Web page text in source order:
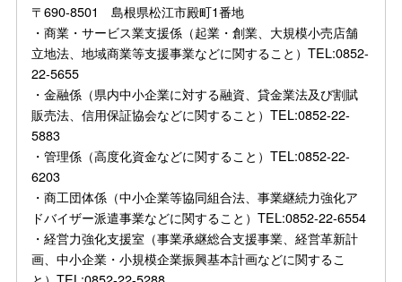
〒690-8501 島根県松江市殿町1番地
・商業・サービス業支援係（起業・創業、大規模小売店舗
立地法、地域商業等支援事業などに関すること）TEL:0852-
22-5655
・金融係（県内中小企業に対する融資、貸金業法及び割賦
販売法、信用保証協会などに関すること）TEL:0852-22-
5883
・管理係（高度化資金などに関すること）TEL:0852-22-
6203
・商工団体係（中小企業等協同組合法、事業継続力強化ア
ドバイザー派遣事業などに関すること）TEL:0852-22-6554
・経営力強化支援室（事業承継総合支援事業、経営革新計
画、中小企業・小規模企業振興基本計画などに関するこ